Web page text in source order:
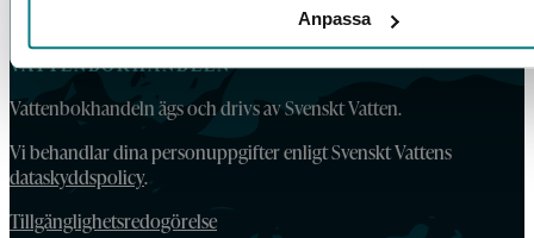
Anpassa
VATTENBOKHANDELN
Vattenbokhandeln ägs och drivs av Svenskt Vatten.
Vi behandlar dina personuppgifter enligt Svenskt Vattens
dataskyddspolicy.
Tillgänglighetsredogörelse